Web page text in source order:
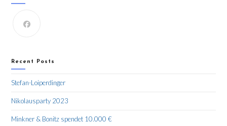
Recent Posts
Stefan-Loiperdinger
Nikolausparty 2023
Minkner & Bonitz spendet 10.000 €